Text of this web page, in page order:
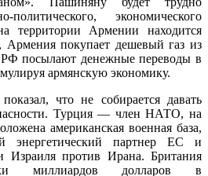
экономического
территории Армении находится
Армения покупает дешевый газ из
посылают денежные переводы в
армянскую экономику.
что не собирается давать
Турция — член НАТО, на
американская военная база,
энергетический партнер ЕС и
Израиля против Ирана. Британия
миллиардов долларов в